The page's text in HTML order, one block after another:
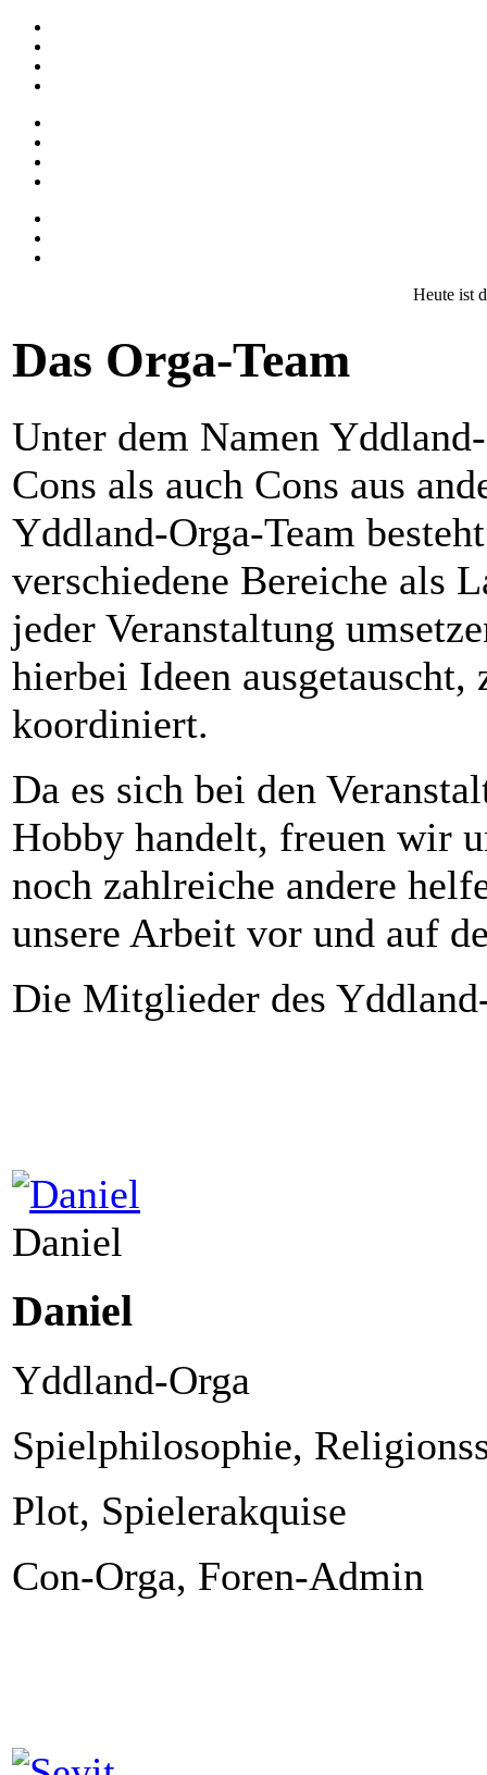
Heute ist
Das Orga-Team
Unter dem Namen
Cons als auch Cons aus
Yddland-Orga-Team
verschiedene Bereiche als
jeder Veranstaltung
hierbei Ideen ausgetauscht,
koordiniert.
Da es sich bei den
Hobby handelt, freuen wir
noch zahlreiche andere
unsere Arbeit vor und auf
Die Mitglieder des
Daniel
Daniel
Yddland-Orga
Spielphilosophie,
Plot, Spielerakquise
Con-Orga, Foren-Admin